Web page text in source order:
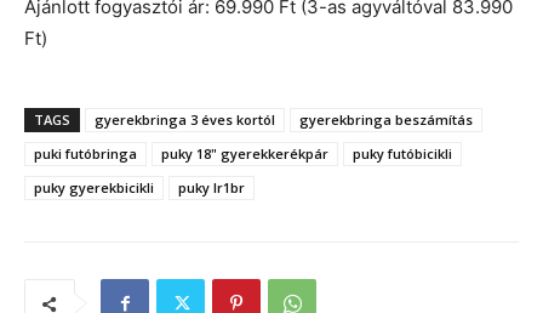
Ajánlott fogyasztói ár: 69.990 Ft (3-as agyváltóval 83.990
Ft)
TAGS gyerekbringa 3 éves kortól
gyerekbringa beszámítás
puki futóbringa
puky 18" gyerekkerékpár
puky futóbicikli
puky gyerekbicikli
puky lr1br